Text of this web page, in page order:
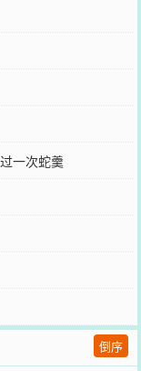
一次蛇羹
倒序